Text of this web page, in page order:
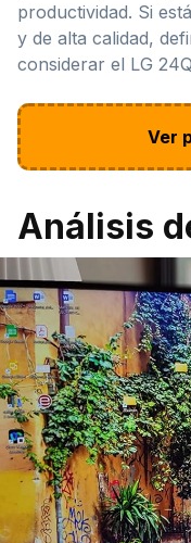
productividad. Si
y de alta calidad,
considerar el LG
Ver
Análisis